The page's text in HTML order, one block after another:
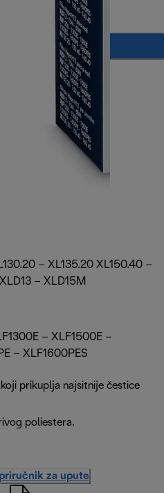
u košaricu
– XL135.20 XL150.40 –
– XLD15M
– XLF1500E –
– XLF1600PES
prikuplja najsitnije čestice
poliestera.
za upute